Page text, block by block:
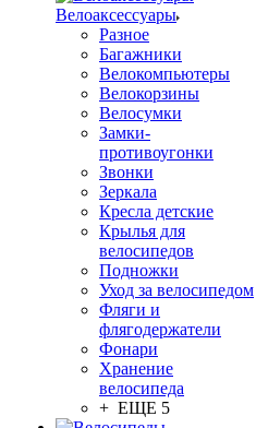
Велоаксессуары
Разное
Багажники
Велокомпьютеры
Велокорзины
Велосумки
Замки-
противоугонки
Звонки
Зеркала
Кресла детские
Крылья для
велосипедов
Подножки
Уход за велосипедом
Фляги и
флягодержатели
Фонари
Хранение
велосипеда
+ ЕЩЕ 5